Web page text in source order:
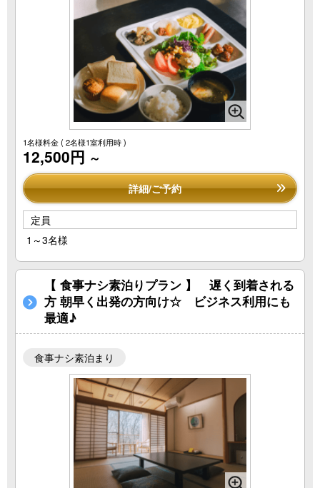
1名様料金( 2名様1室利用時 )
12,500円 ～
詳細/ご予約
定員
1～3名様
【 食事ナシ素泊りプラン 】 遅く到着される
方 朝早く出発の方向け☆ ビジネス利用にも
最適♪
食事ナシ素泊まり